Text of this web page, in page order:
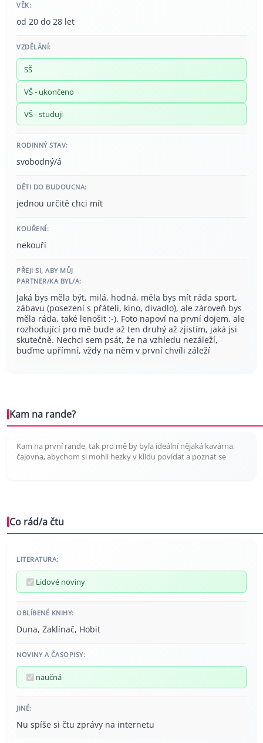
VĚK:
od 20 do 28 let
VZDĚLÁNÍ:
SŠ
VŠ - ukončeno
VŠ - studuji
RODINNÝ STAV:
svobodný/á
DĚTI DO BUDOUCNA:
jednou určitě chci mít
KOUŘENÍ:
nekouří
PŘEJI SI, ABY MŮJ
PARTNER/KA BYL/A:
Jaká bys měla být, milá, hodná, měla bys mít ráda sport,
zábavu (posezení s přáteli, kino, divadlo), ale zároveň bys
měla ráda, také lenošit :-). Foto napoví na první dojem, ale
rozhodující pro mě bude až ten druhý až zjistím, jaká jsi
skutečně. Nechci sem psát, že na vzhledu nezáleží,
buďme upřímní, vždy na něm v první chvíli záleží
Kam na rande?
Kam na první rande, tak pro mě by byla ideální nějaká kavárna,
čajovna, abychom si mohli hezky v klidu povídat a poznat se
Co rád/a čtu
LITERATURA:
Lidové noviny
OBLÍBENÉ KNIHY:
Duna, Zaklínač, Hobit
NOVINY A ČASOPISY:
naučná
JINÉ:
Nu spíše si čtu zprávy na internetu